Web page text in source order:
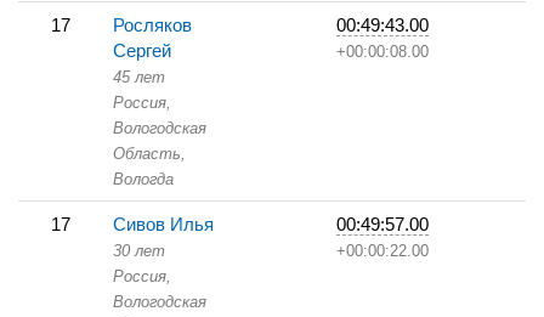
17
Росляков
Сергей
45 лет
Россия,
Вологодская
Область,
Вологда
00:49:43.00
+00:00:08.00
17 Сивов Илья
30 лет
Россия,
Вологодская
00:49:57.00
+00:00:22.00